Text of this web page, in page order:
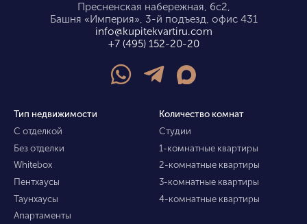
Пресненская набережная, 6с2,
Башня «Империя», 3-й подъезд, офис 431
info@kupitekvartiru.com
+7 (495) 152-20-20
Тип недвижимости
С отделкой
Без отделки
Whitebox
Пентхаусы
Таунхаусы
Апартаменты
Количество комнат
Студии
1-комнатные квартиры
2-комнатные квартиры
3-комнатные квартиры
4-комнатные квартиры